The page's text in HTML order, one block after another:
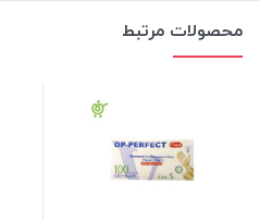
محصولات مرتبط